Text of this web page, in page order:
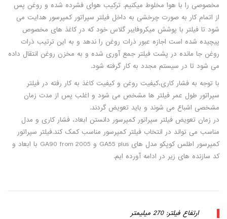
مخصوصی را با هوا مخلوط میکنیم. ترکیب هوای فشرده شده و روغن پس
از اتمام کار به صورت چرخشی به داخل فیلتر سپراتور کمپرسور هدایت می
شود تا فیلتر با پوشش میکروفایبر گلاس خود که در کاغذ های مخصوص
پیچیده شده است اجازه عبور ذرات روغن را ندهد و به این ترتیب ذرات
روغن جا مانده در پشت فیلتر جمع آوری شده و به مخزن روغن انتقال داده
می شود تا در سیستم مجدد به کار گرفته شود.
با توجه به فشار کاری،کیفیت روغن و کیفیت کاغذ به کار رفته در فیلتر
سپراتور طول عمر فیلتر ها مشخص می شود و اغلب پس از مدت زمان
مشخصی اشباع می شوند و باید تعویض گردند.
در زمان تعویض فیلتر سپراتور کمپرسور دانستن ابعاد، فشار کاری و مدل
مناسب می تواند در انتخاب فیلتر کمپرسور مناسب کمک کند.فیلتر سپراتور
کمپرسور اطلس کوپکو مدل های GA55 plus و GA90 from 2005 با ابعاد و
کد سازنده های زیر در ادامه آورده ایم.
ارتفاع فیلتر: 270 میلیمتر